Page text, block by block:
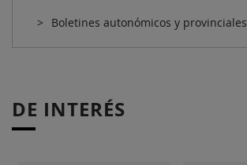
Boletines autonómicos y provinciales
DE INTERÉS